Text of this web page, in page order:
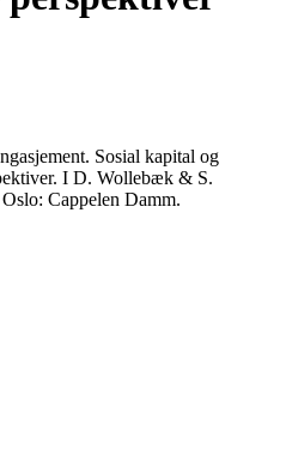
Sosial kapital og
I D. Wollebæk & S.
Oslo: Cappelen Damm.